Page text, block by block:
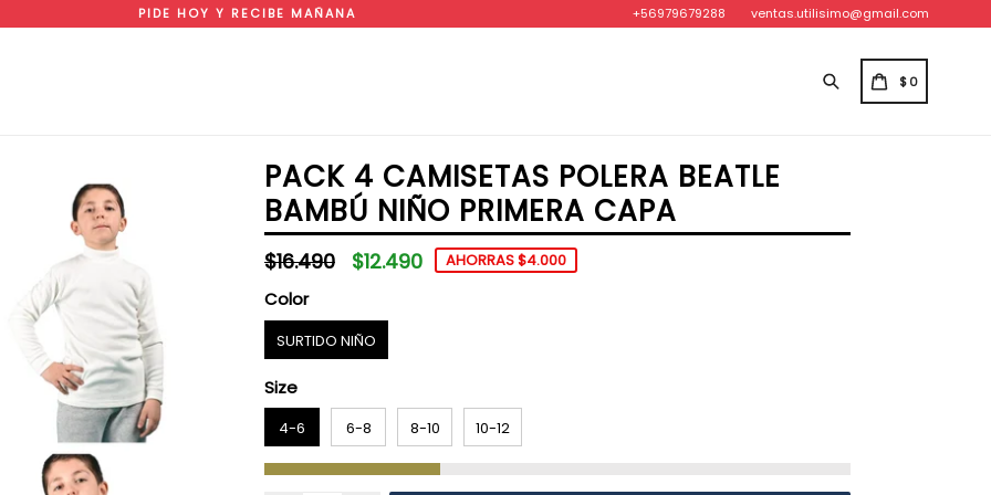
PIDE HOY Y RECIBE MAÑANA +56979679288 ventas.utilisimo@gmail.com
BuscarCARRITO
CARRITO
$0
PACK 4 CAMISETAS POLERA BEATLE
BAMBÚ NIÑO PRIMERA CAPA
Precio
habitual
$16.490 $12.490 AHORRAS $4.000
Color
SURTIDO NIÑO
Size
4-6 6-8 8-10 10-12